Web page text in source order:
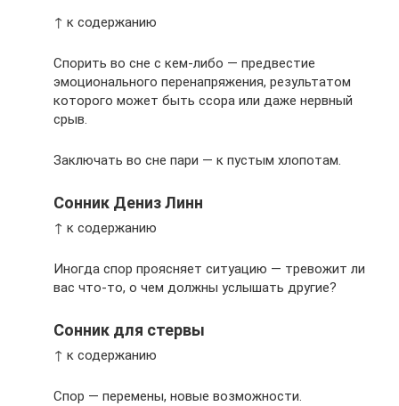
↑ к содержанию
Спорить во сне с кем-либо — предвестие
эмоционального перенапряжения, результатом
которого может быть ссора или даже нервный
срыв.
Заключать во сне пари — к пустым хлопотам.
Сонник Дениз Линн
↑ к содержанию
Иногда спор проясняет ситуацию — тревожит ли
вас что-то, о чем должны услышать другие?
Сонник для стервы
↑ к содержанию
Спор — перемены, новые возможности.